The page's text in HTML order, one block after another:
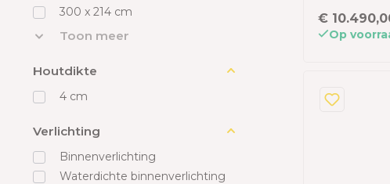
300 x 214 cm
Toon meer
Houtdikte
4 cm
Verlichting
Binnenverlichting
Waterdichte binnenverlichting
€
Op